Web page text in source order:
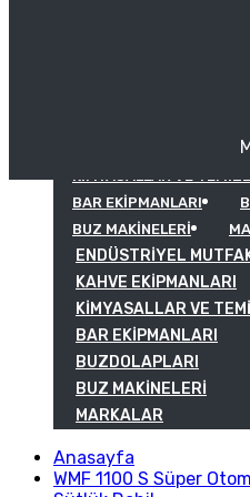
KIMYASALLAR VE
BAR EKIPMANLARI
BUZ MAKINELERI
ENDÜSTRIYEL
KAHVE EKIPMANLARI
KIMYASALLAR VE
BAR EKIPMANLARI
BUZDOLAPLARI
BUZ MAKINELERI
MARKALAR
Anasayfa
WMF 1100 S Süper